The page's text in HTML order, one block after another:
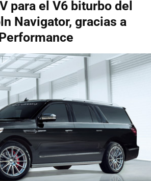
para el V6 biturbo del
Navigator, gracias a